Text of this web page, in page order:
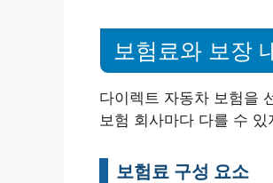
보험료와 보장
다이렉트 자동차 보험을
보험 회사마다 다를 수
보험료 구성 요소